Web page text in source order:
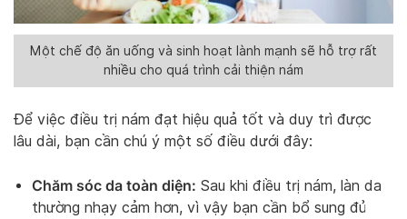
Một chế độ ăn uống và sinh hoạt lành mạnh sẽ hỗ trợ rất
nhiều cho quá trình cải thiện nám
Để việc điều trị nám đạt hiệu quả tốt và duy trì được
lâu dài, bạn cần chú ý một số điều dưới đây:
Chăm sóc da toàn diện: Sau khi điều trị nám, làn da
thường nhạy cảm hơn, vì vậy bạn cần bổ sung đủ